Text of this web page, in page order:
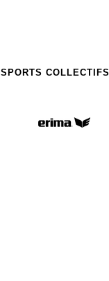
SPORTS COLLECTIFS